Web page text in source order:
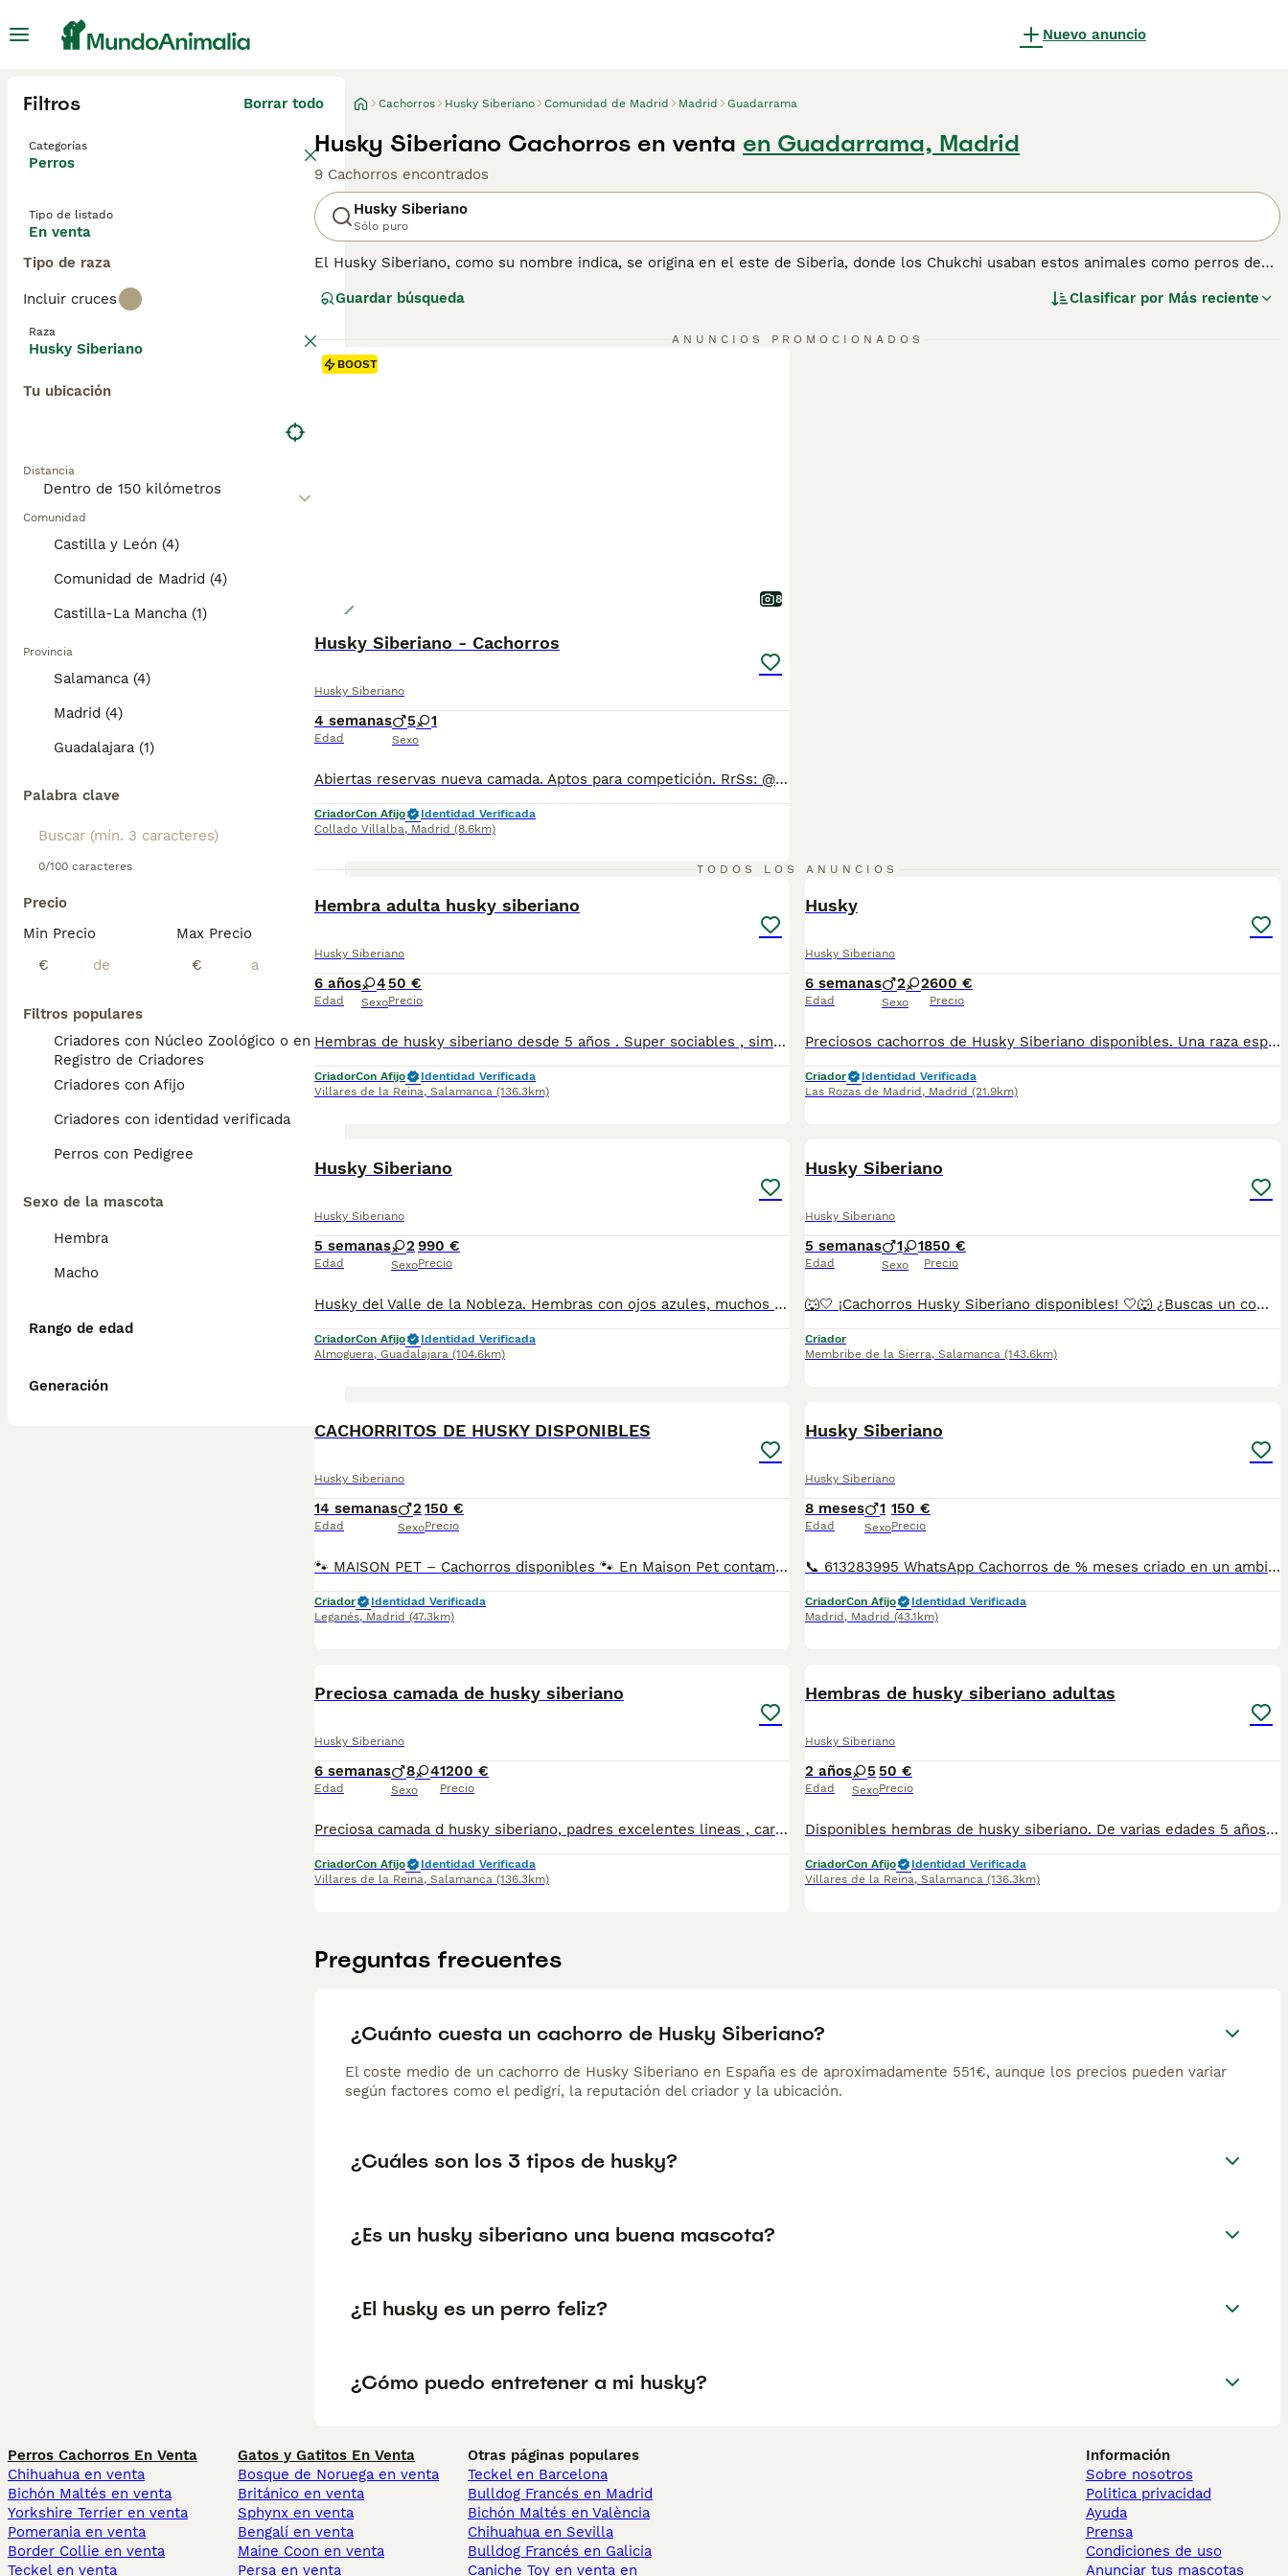
Nuevo anuncio
Filtros Borrar todo
Categorías
Perros
Tipo de listado
En venta
Tipo de raza
Incluir cruces
Raza
Husky Siberiano
Tu ubicación
Distancia
Comunidad
Castilla y León (4)
Comunidad de Madrid (4)
Castilla-La Mancha (1)
Provincia
Salamanca (4)
Madrid (4)
Guadalajara (1)
Palabra clave
0/100 caracteres
Precio
Min Precio
€
Max Precio
€
Filtros populares
Criadores con Núcleo Zoológico o en el
Registro de Criadores
Criadores con Afijo
Criadores con identidad verificada
Perros con Pedigree
Sexo de la mascota
Hembra
Macho
Rango de edad
Generación
Cachorros Husky Siberiano Comunidad de Madrid Madrid Guadarrama
Husky Siberiano Cachorros en venta en Guadarrama, Madrid
9 Cachorros encontrados
Husky Siberiano
Sólo puro
El Husky Siberiano, como su nombre indica, se origina en el este de Siberia, donde los Chukchi usaban estos animales como perros de
de compañía. Son atléticos, alertas y disfrutan de estar con otros perros Husky en lugar de estar solos. El Husky Siberiano no es la
entrenarlos y manejarlos. Estos perros prosperarán en un entorno hogareño, lo que los convierte en una buena opción como perro de
familia.
Guardar búsqueda Clasificar por Más reciente
ANUNCIOS PROMOCIONADOS
BOOST
8
Husky Siberiano - Cachorros
Husky Siberiano
4 semanas
Edad
5 1
Sexo
Abiertas reservas nueva camada. Aptos para competición. RrSs: @huskysmartindelrio Dudas sin compromiso.
CriadorCon Afijo
Identidad Verificada
Collado Villalba, Madrid (8.6km)
TODOS LOS ANUNCIOS
Hembra adulta husky siberiano
Husky Siberiano
6 años
Edad
4
Sexo
50 €
Precio
Hembras de husky siberiano desde 5 años . Super sociables , simpáticas . Y buenas chicas . Todas reproductoras excelentes en su momento. Opción de loe ( preguntar si es posible en algunas) No se incluye el porte ni el traslado. Si se incluye contrato para su sesión, adopcion. Indicar antes si se tienen mas animales
CriadorCon Afijo
Identidad Verificada
Villares de la Reina, Salamanca (136.3km)
Husky
Husky Siberiano
6 semanas
Edad
2 2
Sexo
600 €
Precio
Preciosos cachorros de Husky Siberiano disponibles. Una raza espectacular por su belleza, inteligencia y carácter sociable. Son perros activos, cariñosos y muy leales, ideales para familias y amantes de los animales. Los cachorros se entregan vacunados y desparasitados según su edad, con cartilla veterinaria, revisión veterinaria y todas las garantías sanitarias correspondientes. Criados en amplias instalaciones, con una correcta socialización y cuidados diarios para garantizar su bienestar y desarrollo. Disponemos de fotos y vídeos de los cachorros y de los progenitores. Se realizan envíos a toda España. Para más información, contacta sin compromiso.
Criador
Identidad Verificada
Las Rozas de Madrid , Madrid (21.9km)
Husky Siberiano
Husky Siberiano
5 semanas
Edad
2
Sexo
990 €
Precio
Husky del Valle de la Nobleza. Hembras con ojos azules, muchos años dedicados a esta raza para ofrecerles las mejores líneas, tres generaciones demostrables inscritos en la RSCE Y CFI. Les invito a conocerlos sin ningún compromiso. Vacunados, desparasitados, cartilla sanitaria y revisión veterinaria. Solo gente seria y responsable . 990€ . Precio cerrado . No molestar si no están realmente interesados, gracias. 654686472. Seriedad.
CriadorCon Afijo
Identidad Verificada
Almoguera, Guadalajara (104.6km)
Husky Siberiano
Husky Siberiano
5 semanas
Edad
1 1
Sexo
850 €
Precio
🐺🤍 ¡Cachorros Husky Siberiano disponibles! 🤍🐺 ¿Buscas un compañero que te robe el corazón? Nuestros Husky Siberiano destacan por su belleza, inteligencia y carácter cariñoso y juguetón. En Peludetes Salamanca criamos nuestros cachorros con dedicación y cariño, cuidando su bienestar desde el primer día para que lleguen a su nueva familia sanos y bien socializados. 🐾 Se entregan: ✔️ Vacunados y desparasitados. ✔️ Con microchip y cartilla veterinaria. ✔️ Garantía sanitaria. ✔️ Asesoramiento antes y después de la entrega. Si quieres conocerlos, recibir fotos, vídeos o más información, estaremos encantados de ayudarte. 📲 Escríbenos por WhatsApp y descubre a tu nuevo mejor amigo.
Criador
Membribe de la Sierra, Salamanca (143.6km)
CACHORRITOS DE HUSKY DISPONIBLES
Husky Siberiano
14 semanas
Edad
2
Sexo
150 €
Precio
🐾 MAISON PET – Cachorros disponibles 🐾 En Maison Pet contamos con cachorros disponibles de varias razas criados con dedicación, responsabilidad y mucho amor. 📍 Nos encontramos en Alameda de la Sagra (Toledo) y somos un criadero con Núcleo Zoológico propio y todos los permisos en regla. Trabajamos con más de 20 razas, entre ellas: 🐶 Pomerania 🐶 Teckel arlequín 🐶 Teckel negro fuego 🐶 Chihuahua 🐶 Mini Pinscher 🐶 Bodeguero 🐶 Shih Tzu 🐶 Golden Retriever 🐶 Dálmata 🐶 Bulldog Francés Fluffy 🐶 Bichón Maltés ✨ ¡y muchas más! Seleccionamos cuidadosamente nuestros ejemplares para ofrecer cachorros con excelente salud, genética y morfología, respetando siempre los estándares de cada raza. Contamos con un equipo especializado para cada raza, lo que nos permite dedicarles el tiempo, cuidados y atención necesarios. Nuestros cachorros nacen y crecen en ambiente familiar, con condiciones higiénico-sanitarias excepcionales y están correctamente socializados, fomentando un carácter equilibrado y tranquilo con personas y otros animales. 📋 Nuestros cachorros se entregan con: ✔ Vacunas correspondientes a su edad y cartilla veterinaria ✔ Desparasitación interna y externa ✔ Garantía vírica de 14 días ✔ Garantía congénita/genética mortal de 1 año ✔ Seguimiento y asesoramiento durante los primeros 15 días tras la llegada a su nuevo hogar 💰 Importante: Los precios que aparecen en los anuncios corresponden al importe de reserva del cachorro. El precio final puede variar según morfología, genética, calidad del ejemplar y disponibilidad en ese momento. 📲 Más información o disponibilidad: WhatsApp: 34 639 14 55 03 📸 Instagram: @maisonpetmadrid 🎵 TikTok: @maisonpetspain ✨ Estaremos encantados de ayudarte a encontrar a tu nuevo compañero de vida.
Criador
Identidad Verificada
Leganés, Madrid (47.3km)
Husky Siberiano
Husky Siberiano
8 meses
Edad
1
Sexo
150 €
Precio
📞 613283995 WhatsApp Cachorros de % meses criado en un ambiente muy familiar de Husky siberiano , es muy bueno con los perros y con la gente y muy jugueton Entregamos nuestros pequeños cachorritos con todas las garantías y cuidados necesarios , disponemos de núcleo zoológico para crianza y venta de nuestros cachorros . ✅Desparasitaciones y vacunas correspondientes a su edad . ✅Cartilla de vacunación . ✅Revisiones veterinarias . ✅Garantías víricas de 15 días . ✅Garantías genéticas de un año . Seriedad , confianza y bienestar animal son nuestra prioridad . También ofrecemos transporte propio para nuestros pequeños cachorros a toda la península , el pago lo podéis hacer contra reembolso . (con coste adicional) . Mandamos a toda España . Disponemos de varias razas Si no esta la raza que queréis llámanos , intentaremos encontrártela , trabajamos con los mejores criadores de España .
CriadorCon Afijo
Identidad Verificada
Madrid , Madrid (43.1km)
Preciosa camada de husky siberiano
Husky Siberiano
6 semanas
Edad
8 4
Sexo
1200 €
Precio
Preciosa camada d husky siberiano, padres excelentes lineas , carácter genial , criados En ambiente familiar pruebas de salud al dia y demostrables , pagina web , años en expos y cria , trabajo con los cachorros desde bien pequeños, pregunta por nosotros. Síguenos en instagram los_villacharra . Aptos para compañia y quizás alguno para show .
CriadorCon Afijo
Identidad Verificada
Villares de la Reina, Salamanca (136.3km)
Hembras de husky siberiano adultas
Husky Siberiano
2 años
Edad
5
Sexo
50 €
Precio
Disponibles hembras de husky siberiano. De varias edades 5 años hasta 7 años . Toda la info la daremos por privado . Visita nuestro perfil los_villacharra . Para que estes tranquilo. No se llevan . Se tienen que venir a buscar
CriadorCon Afijo
Identidad Verificada
Villares de la Reina, Salamanca (136.3km)
Preguntas frecuentes
¿Cuánto cuesta un cachorro de Husky Siberiano?
El coste medio de un cachorro de Husky Siberiano en España es de aproximadamente 551€, aunque los precios pueden variar
según factores como el pedigrí, la reputación del criador y la ubicación.
¿Cuáles son los 3 tipos de husky?
¿Es un husky siberiano una buena mascota?
¿El husky es un perro feliz?
¿Cómo puedo entretener a mi husky?
Perros Cachorros En Venta
Chihuahua en venta
Bichón Maltés en venta
Yorkshire Terrier en venta
Pomerania en venta
Border Collie en venta
Teckel en venta
Gatos y Gatitos En Venta
Bosque de Noruega en venta
Británico en venta
Sphynx en venta
Bengalí en venta
Maine Coon en venta
Persa en venta
Otras páginas populares
Teckel en Barcelona
Bulldog Francés en Madrid
Bichón Maltés en València
Chihuahua en Sevilla
Bulldog Francés en Galicia
Caniche Toy en venta en
Información
Sobre nosotros
Politica privacidad
Ayuda
Prensa
Condiciones de uso
Anunciar tus mascotas